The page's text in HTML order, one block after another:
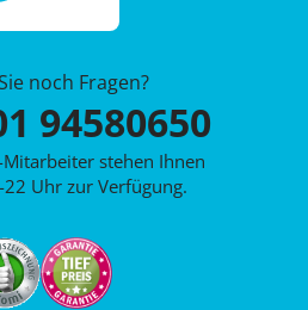
noch Fragen?
94580650
Mitarbeiter stehen Ihnen
Uhr zur Verfügung.